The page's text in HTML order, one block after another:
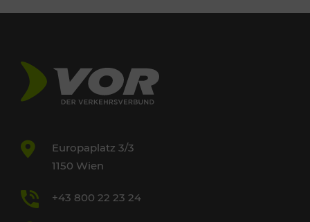
Europaplatz 3/3
1150 Wien
+43 800 22 23 24